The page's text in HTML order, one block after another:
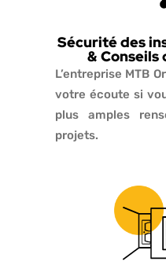
Sécurité des
& Conseils
L’entreprise MTB
votre écoute si
plus amples
projets.